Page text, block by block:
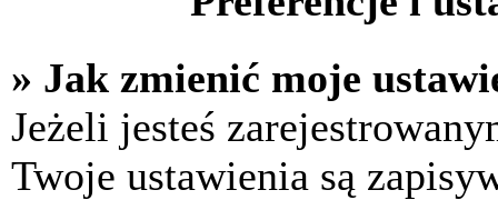
» Jak zmienić moje
Jeżeli jesteś
Twoje ustawienia są